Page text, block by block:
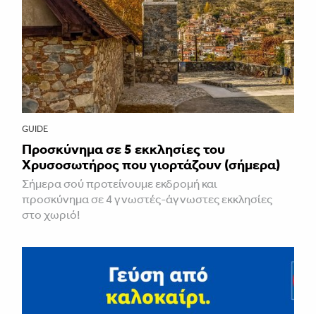
GUIDE
Προσκύνημα σε 5 εκκλησίες του
Χρυσοσωτήρος που γιορτάζουν (σήμερα)
Σήμερα σού προτείνουμε εκδρομή και
προσκύνημα σε 4 γνωστές-άγνωστες εκκλησίες
στο χωριό!